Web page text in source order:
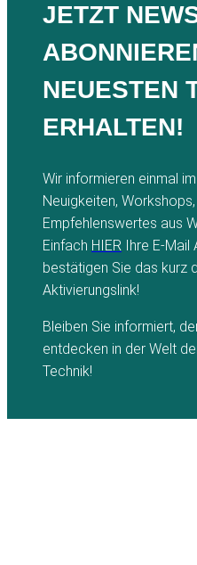
JETZT
NEUESTEN
ERHALTEN!
Wir informieren einmal
Neuigkeiten,
Empfehlenswertes aus
Einfach HIER Ihre E-Mail
bestätigen Sie das kurz
Aktivierungslink!
Bleiben Sie informiert,
entdecken in der Welt
Technik!